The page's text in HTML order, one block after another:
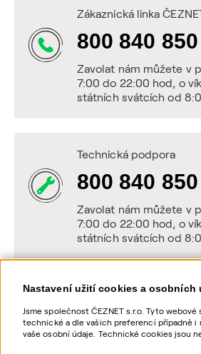
Nastavení užití cookies a osobních
Jsme společnost ČEZNET s.r.o. Tyto webové
technické a dle vašich preferencí případně
vaše osobní údaje. Technické cookies jsou
Zákaznická linka
800 840 850
Zavolat nám můžete v
7:00 do 22:00 hod, o
státních svátcích od
Technická podpora
800 840 850
Zavolat nám můžete v
7:00 do 22:00 hod, o
státních svátcích od
Napište nám
POSLAT VZKAZ